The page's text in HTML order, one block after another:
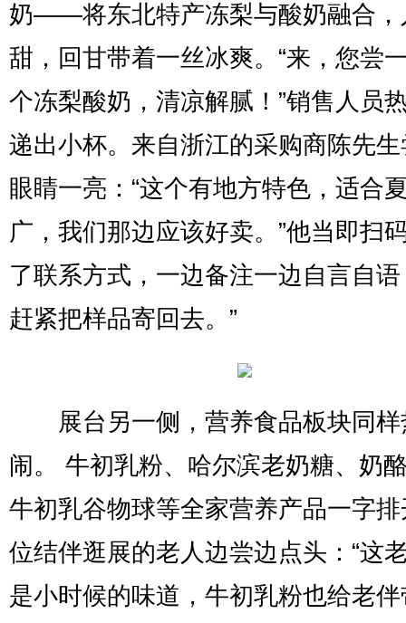
奶——将东北特产冻梨与酸奶融合，
甜，回甘带着一丝冰爽。“来，您尝
个冻梨酸奶，清凉解腻！”销售人员
递出小杯。来自浙江的采购商陈先
眼睛一亮：“这个有地方特色，适合
广，我们那边应该好卖。”他当即扫
了联系方式，一边备注一边自言自语
赶紧把样品寄回去。”
展台另一侧，营养食品板块同样
闹。 牛初乳粉、哈尔滨老奶糖、奶
牛初乳谷物球等全家营养产品一字
位结伴逛展的老人边尝边点头：“这
是小时候的味道，牛初乳粉也给老